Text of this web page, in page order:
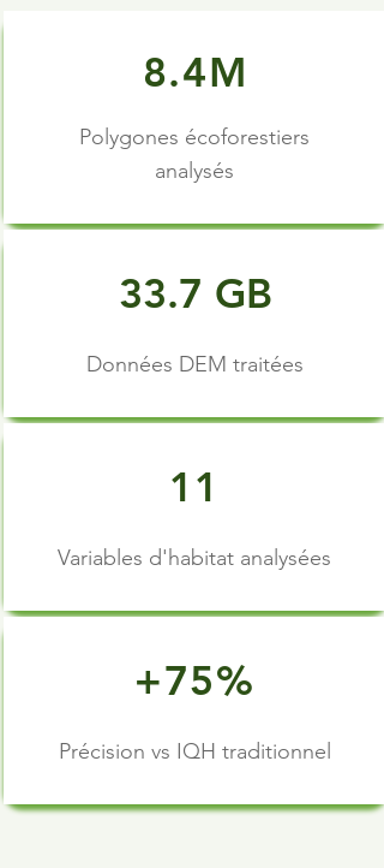
8.4M
Polygones écoforestiers
analysés
33.7 GB
Données DEM traitées
11
Variables d'habitat analysées
+75%
Précision vs IQH traditionnel